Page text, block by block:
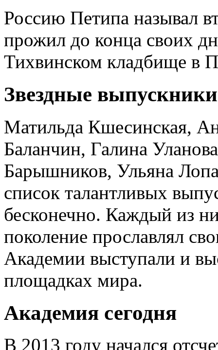
Россию Петипа называл
прожил до конца своих
Тихвинском кладбище в
Звездные выпускники
Матильда Кшесинская,
Баланчин, Галина
Барышников, Ульяна
список талантливых
бесконечно. Каждый из
поколение прославлял
Академии выступали и
площадках мира.
Академия сегодня
В 2013 году начался